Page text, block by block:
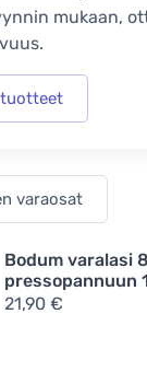
mukaan,
tuotteet
varaosat
Bodum varalasi
pressopannuun
21,90 €